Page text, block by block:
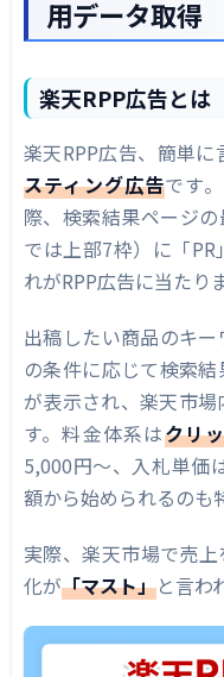
用データ取得
楽天RPP広告とは
楽天RPP広告、簡単に
スティング広告です
際、検索結果ページ
では上部7枠）に「
れがRPP広告に当たりま
出稿したい商品のキ
の条件に応じて検索
が表示され、楽天市
す。料金体系はクリ
5,000円～、入札単価
額から始められるのも
実際、楽天市場で売
化が「マスト」と言わ